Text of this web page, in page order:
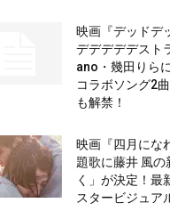
映画『デッドデ
デデデデデスト
ano・幾田りら
コラボソング2
も解禁！
映画『四月にな
題歌に藤井 風
く」が決定！最
スタービジュア